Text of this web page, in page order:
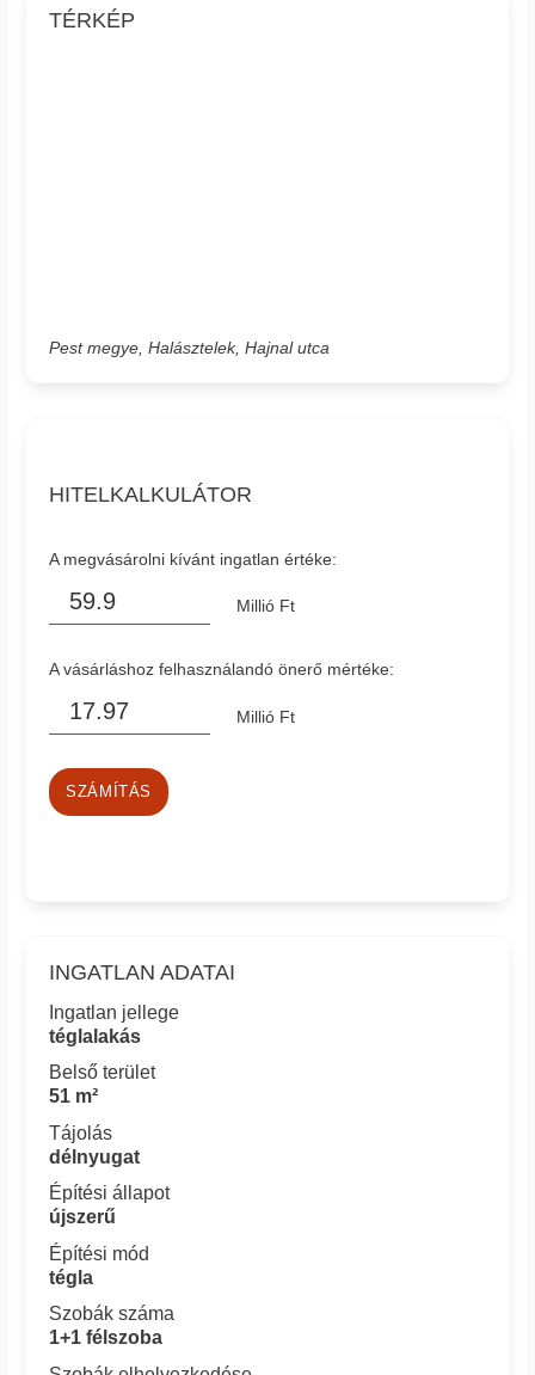
TÉRKÉP
Pest megye, Halásztelek, Hajnal utca
HITELKALKULÁTOR
A megvásárolni kívánt ingatlan értéke:
Millió Ft
A vásárláshoz felhasználandó önerő mértéke:
Millió Ft
SZÁMÍTÁS
INGATLAN ADATAI
Ingatlan jellege
téglalakás
Belső terület
51 m²
Tájolás
délnyugat
Építési állapot
újszerű
Építési mód
tégla
Szobák száma
1+1 félszoba